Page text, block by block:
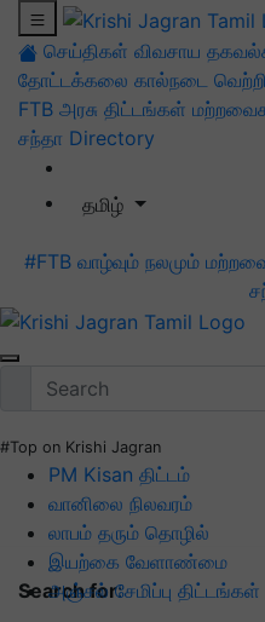
செய்திகள் விவசாய
தோட்டக்கலை கால்நடை
FTB அரசு திட்டங்கள்
சந்தா Directory
தமிழ்
#FTB வாழ்வும் நலமும்
#Top on Krishi Jagran
PM Kisan திட்டம்
வானிலை நிலவரம்
லாபம் தரும் தொழில்
இயற்கை வேளாண்மை
அஞ்சல் சேமிப்பு திட்டங்கள்
Search for: